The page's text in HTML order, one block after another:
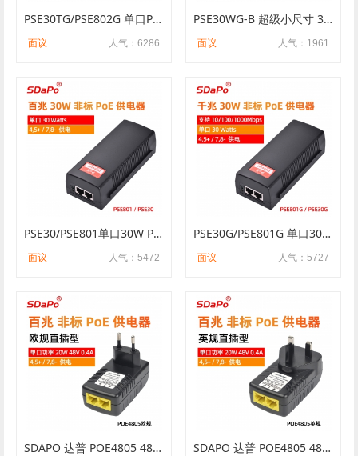
PSE30TG/PSE802G 单口POE供电模块30W国标1236供电48V 千兆POE供电器
人气：6286
面议
PSE30WG-B 超级小尺寸 30W 国标 1236供电 1G 2.5G POE供电器
人气：1961
面议
PSE30/PSE801单口30W POE供电器 非标4578供电48V POE供电模块
人气：5472
面议
PSE30G/PSE801G 单口30W功率非标4578供电48V 每100米过千兆POE供电器批发
人气：5727
面议
SDAPO 达普 POE4805 48V0.5A 直插式POE供电器 欧规 非标 4578供电 SDAPO 达普 POE4805 48V0.5A 直插式POE供电器 英规 非标 4578供电